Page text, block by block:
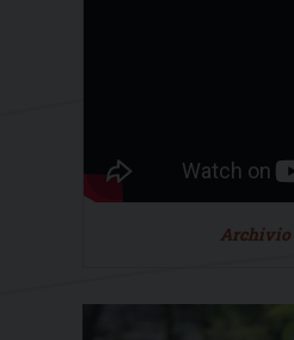
Archivio